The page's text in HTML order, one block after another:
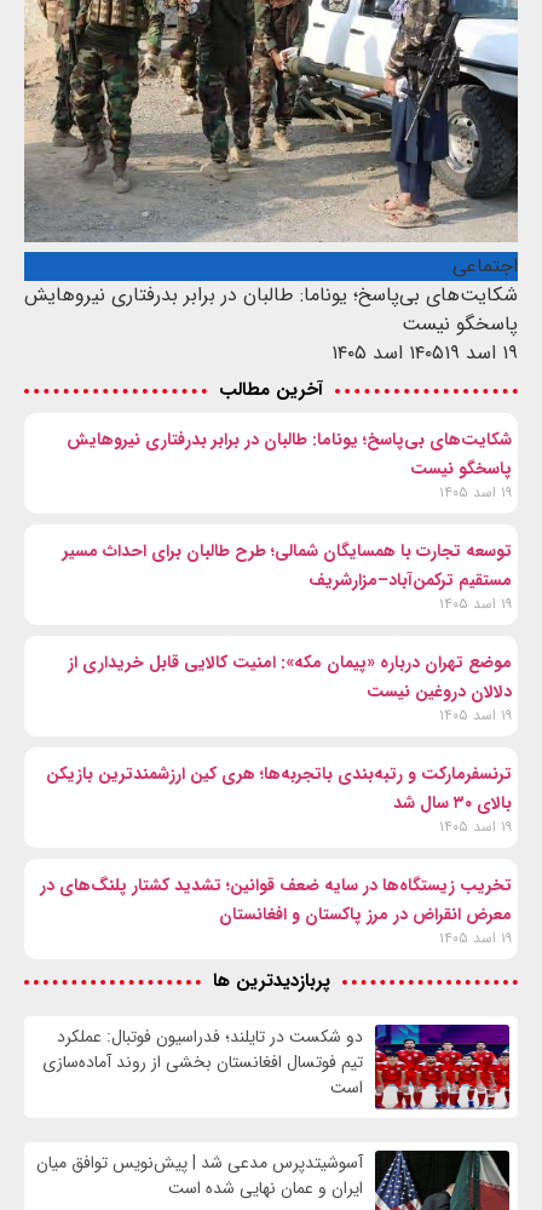
اجتماعی
شکایت‌های بی‌پاسخ؛ یوناما: طالبان در برابر بدرفتاری نیروهایش
پاسخگو نیست
۱۹ اسد ۱۴۰۵
۱۹ اسد ۱۴۰۵
آخرین مطالب
شکایت‌های بی‌پاسخ؛ یوناما: طالبان در برابر بدرفتاری نیروهایش
پاسخگو نیست
۱۹ اسد ۱۴۰۵
توسعه تجارت با همسایگان شمالی؛ طرح طالبان برای احداث مسیر
مستقیم ترکمن‌آباد–مزارشریف
۱۹ اسد ۱۴۰۵
موضع تهران درباره «پیمان مکه»: امنیت کالایی قابل خریداری از
دلالان دروغین نیست
۱۹ اسد ۱۴۰۵
ترنسفرمارکت و رتبه‌بندی باتجربه‌ها؛ هری کین ارزشمندترین بازیکن
بالای ۳۰ سال شد
۱۹ اسد ۱۴۰۵
تخریب زیستگاه‌ها در سایه ضعف قوانین؛ تشدید کشتار پلنگ‌های در
معرض انقراض در مرز پاکستان و افغانستان
۱۹ اسد ۱۴۰۵
پربازدیدترین ها
دو شکست در تایلند؛ فدراسیون فوتبال: عملکرد
تیم فوتسال افغانستان بخشی از روند آماده‌سازی
است
آسوشیتدپرس مدعی شد | پیش‌نویس توافق میان
ایران و عمان نهایی شده است